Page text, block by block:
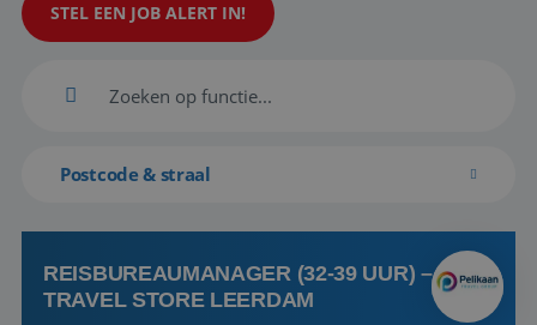
STEL EEN JOB ALERT IN!
Postcode & straal
REISBUREAUMANAGER (32-39 UUR) –
TRAVEL STORE LEERDAM